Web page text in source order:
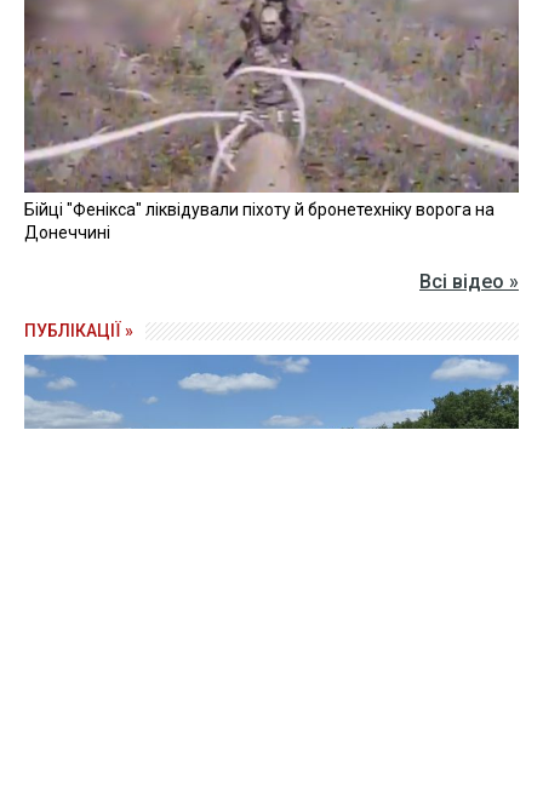
Бійці "Фенікса" ліквідували піхоту й бронетехніку ворога на
Донеччині
Всі відео »
ПУБЛІКАЦІЇ »